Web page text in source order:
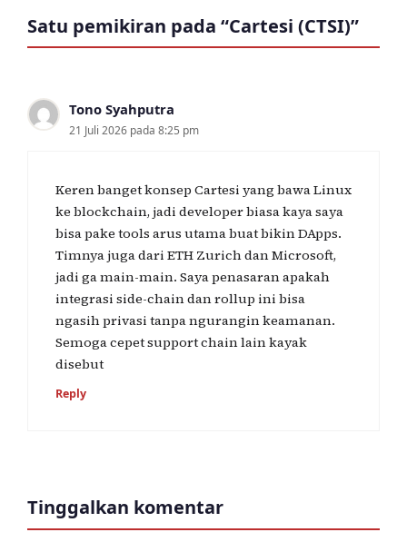
Satu pemikiran pada “Cartesi (CTSI)”
Tono Syahputra
21 Juli 2026 pada 8:25 pm
Keren banget konsep Cartesi yang bawa Linux
ke blockchain, jadi developer biasa kaya saya
bisa pake tools arus utama buat bikin DApps.
Timnya juga dari ETH Zurich dan Microsoft,
jadi ga main-main. Saya penasaran apakah
integrasi side-chain dan rollup ini bisa
ngasih privasi tanpa ngurangin keamanan.
Semoga cepet support chain lain kayak
disebut
Reply
Tinggalkan komentar